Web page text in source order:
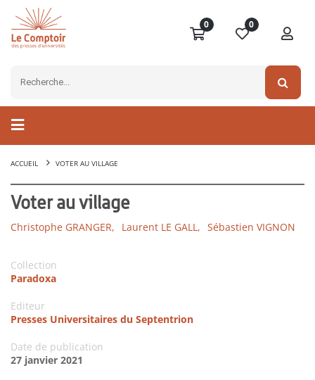
0 0
ACCUEIL VOTER AU VILLAGE
Voter au village
Christophe GRANGER, Laurent LE GALL, Sébastien VIGNON
Collection
Paradoxa
Editeur
Presses Universitaires du Septentrion
Date de publication
27 janvier 2021